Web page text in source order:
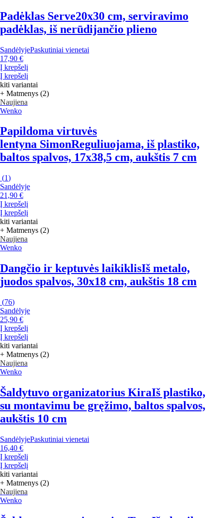
Padėklas Serve20x30 cm, serviravimo
padėklas, iš nerūdijančio plieno
SandėlyjePaskutiniai vienetai
17,90 €
Į krepšelį
Į krepšelį
kiti variantai
+ Matmenys (2)
Naujiena
Wenko
Papildoma virtuvės
lentyna SimonReguliuojama, iš plastiko,
baltos spalvos, 17x38,5 cm, aukštis 7 cm
(1)
Sandėlyje
21,90 €
Į krepšelį
Į krepšelį
kiti variantai
+ Matmenys (2)
Naujiena
Wenko
Dangčio ir keptuvės laikiklisIš metalo,
juodos spalvos, 30x18 cm, aukštis 18 cm
(76)
Sandėlyje
25,90 €
Į krepšelį
Į krepšelį
kiti variantai
+ Matmenys (2)
Naujiena
Wenko
Šaldytuvo organizatorius KiraIš plastiko,
su montavimu be gręžimo, baltos spalvos,
aukštis 10 cm
SandėlyjePaskutiniai vienetai
16,40 €
Į krepšelį
Į krepšelį
kiti variantai
+ Matmenys (2)
Naujiena
Wenko